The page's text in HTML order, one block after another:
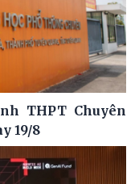
THPT Chuyên
19/8